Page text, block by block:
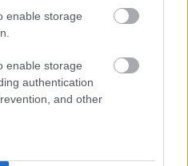
enable storage
enable storage
authentication
and other
szövetségi vasút
az egyik csarnok
Az ÖBB 1020-as
Birodalmi Vasút E 94-
Németországban,
Nehéz